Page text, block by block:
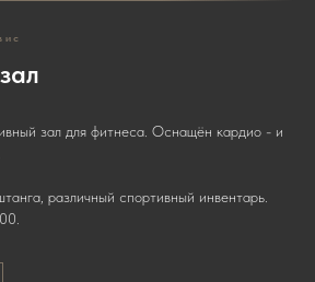
зал для фитнеса. Оснащён кардио - и
различный спортивный инвентарь.